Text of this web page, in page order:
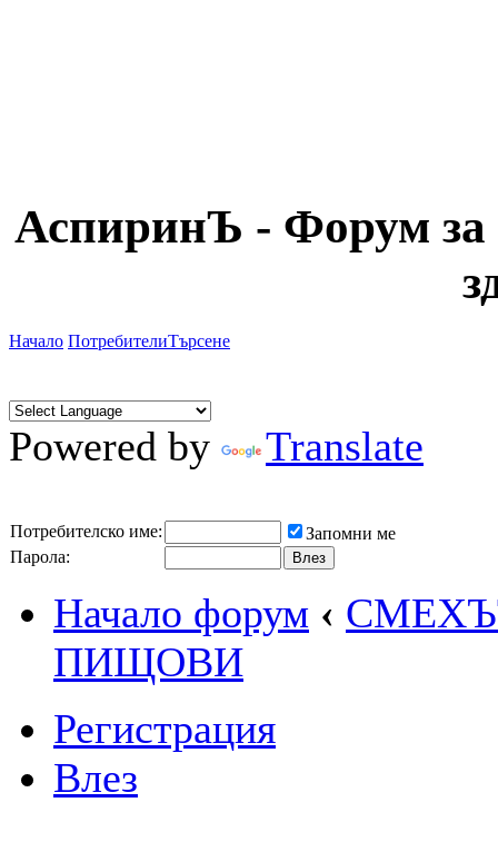
АспиринЪ - Форум за
Начало ПотребителиТърсене
Powered by Translate
Потребителско име:
Запомни ме
Парола:
Начало форум ‹
ПИЩОВИ
Регистрация
Влез